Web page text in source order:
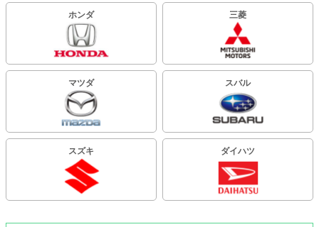
ホンダ 三菱
マツダ スバル
スズキ ダイハツ